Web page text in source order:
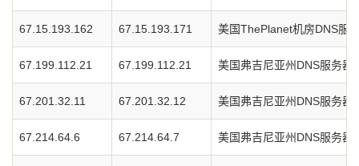
67.15.193.162 67.15.193.171 美国ThePlanet机房DNS服
67.199.112.21 67.199.112.21 美国弗吉尼亚州DNS服务器
67.201.32.11 67.201.32.12 美国弗吉尼亚州DNS服务器
67.214.64.6 67.214.64.7 美国弗吉尼亚州DNS服务器